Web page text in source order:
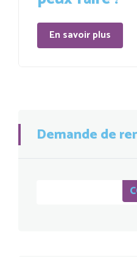
En savoir plus
Demande de